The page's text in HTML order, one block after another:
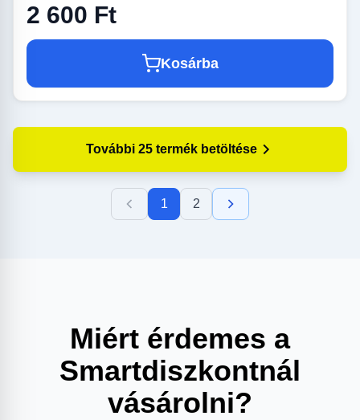
2 600 Ft
Kosárba
További 25 termék betöltése
1 2
Miért érdemes a
Smartdiszkontnál
vásárolni?